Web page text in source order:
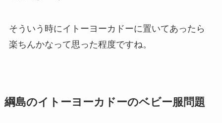
そういう時にイトーヨーカドーに置いてあったら
楽ちんかなって思った程度ですね。
綱島のイトーヨーカドーのベビー服問題